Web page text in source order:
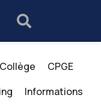
Collège
CPGE
Informations